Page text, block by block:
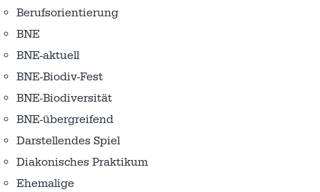
Berufsorientierung
BNE
BNE-aktuell
BNE-Biodiv-Fest
BNE-Biodiversität
BNE-übergreifend
Darstellendes Spiel
Diakonisches Praktikum
Ehemalige